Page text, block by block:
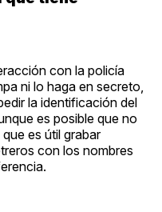
con la policía
ni lo haga en secreto,
la identificación del
es posible que no
es útil grabar
con los nombres